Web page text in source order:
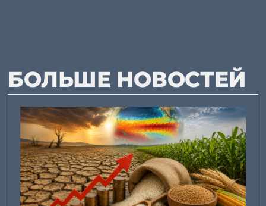
БОЛЬШЕ НОВОСТЕЙ